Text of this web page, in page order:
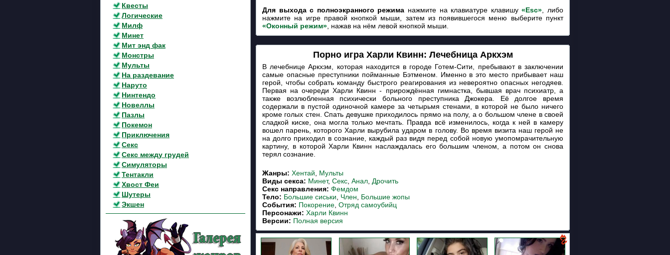
Квесты
Логические
Милф
Минет
Мит энд фак
Монстры
Мульты
На раздевание
Наруто
Нинтендо
Новеллы
Пазлы
Покемон
Приключения
Секс
Секс между грудей
Симуляторы
Тентакли
Хвост Феи
Шутеры
Экшен
Для выхода с полноэкранного режима нажмите на клавиатуре клавишу«Esc» , либо
нажмите на игре правой кнопкой мыши, затем из появившегося меню выберите пункт
«Оконный режим» , нажав на нём левой кнопкой мыши.
Порно игра Харли Квинн: Лечебница Аркхэм
В лечебнице Аркхэм, которая находится в городе Готем-Сити, пребывают в заключении
самые опасные преступники пойманные Бэтменом. Именно в это место прибывает наш
герой, чтобы собрать команду быстрого реагирования из невероятно опасных негодяев.
Первая на очереди Харли Квинн - прирождённая гимнастка, бывшая врач психиатр, а
также возлюбленная психически больного преступника Джокера. Её долгое время
содержали в пустой одиночной камере за четырьмя стенами, в которой не было ничего
кроме голых стен. Спать девушке приходилось прямо на полу, а о большом члене в своей
сладкой киске, она могла только мечтать. Правда всё изменилось, когда к ней в камеру
вошел парень, которого Харли вырубила ударом в голову. Во время визита наш герой не
на долго приходил в сознание, каждый раз видя перед собой новую умопомрачительную
картину, в которой Харли Квинн наслаждалась его большим членом, а потом он снова
терял сознание.
Жанры: Хентай
Мульты
Виды секса: Минет, Секс Анал Дрочить
Cекс направления: Фемдом
Тело: Большие сиськи Член
Большие жопы
События: Покорение Отряд самоубийц
Персонажи: Харли Квинн
Версии: Полная версия